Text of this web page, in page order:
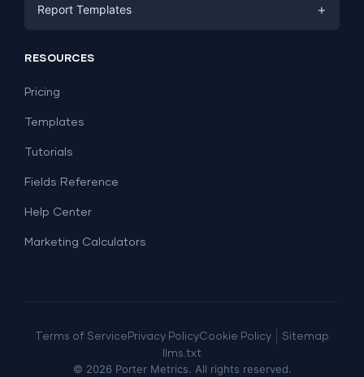
PPC
SEO
Lead Generation
Facebook Ads
Social Media
Report Templates +
Dashboard Examples
RESOURCES
Pricing
Templates
Tutorials
Fields Reference
Help Center
Marketing Calculators
Terms of Service Privacy PolicyCookie Policy
Sitemap
llms.txt
© 2026 Porter Metrics. All rights reserved.